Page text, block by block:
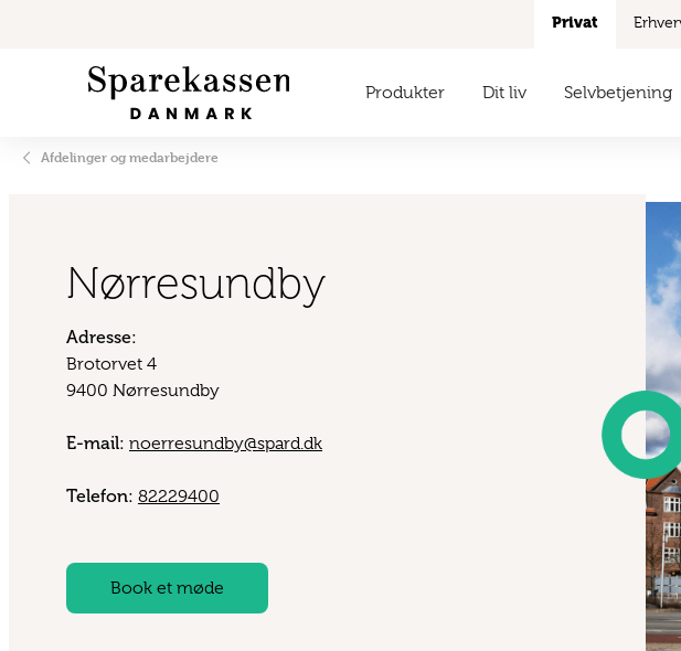
Afdelinger og medarbejdere
Privat
Produkter Dit liv Selvbetjening
Nørresundby
Adresse:
Brotorvet 4
9400 Nørresundby
E-mail: noerresundby@spard.dk
Telefon: 82229400
Book et møde